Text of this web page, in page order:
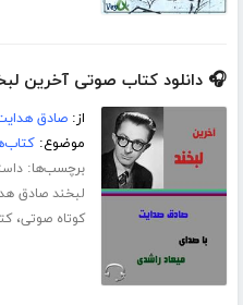
🎧 دانلود کتاب صوتی آخرین
از:صادق
موضوع:
برچسب‌ها:
لبخند صادق
کوتاه صوتی،